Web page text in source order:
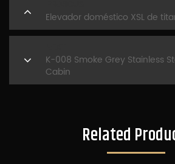
Elevador doméstico XSL de
K-008 Smoke Grey Stainless
Cabin
Related